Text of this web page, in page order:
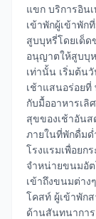
แขก บริการอิน
เข้าพักผู้เข้าพัก
สูบบุหรี่โดยเด็ด
อนุญาตให้สูบบุ
เท่านั้น เริ่มต้น
เช้าแสนอร่อย
กับมื้ออาหารเลิ
สุขของเช้าอัน
ภายในที่พักดื่มด่
โรงแรมเพื่อยก
จำหน่ายขนมอั
เข้าถึงขนมต่าง
โคสท์ ผู้เข้าพัก
ด้านสันทนาการ